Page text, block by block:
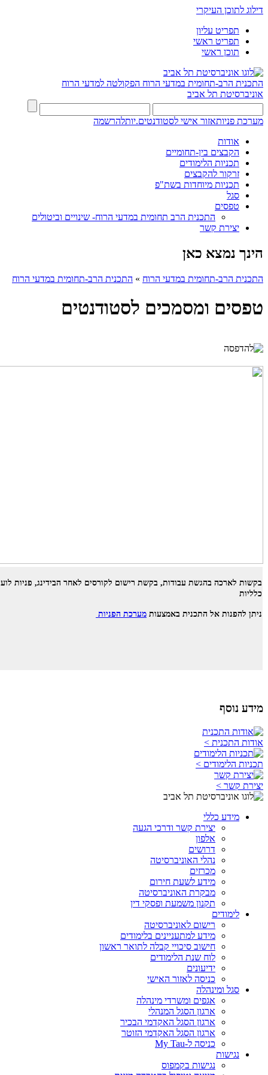
דילוג לתוכן העיקרי
תפריט עליון
תפריט ראשי
תוכן ראשי
התכנית הרב-תחומית במדעי הרוח הפקולטה למדעי הרוח
אוניברסיטת תל אביב
מערכת פניותאזור אישי לסטודנטים.יותלהרשמה
אודות
הקבצים בין-תחומיים
תכניות הלימודים
זרקור להקבצים
תכניות מיוחדות בשת"פ
סגל
טפסים
התכנית הרב תחומית במדעי הרוח- שינויים וביטולים
יצירת קשר
הינך נמצא כאן
התכנית הרב-תחומית במדעי הרוח » התכנית הרב-תחומית במדעי הרוח
טפסים ומסמכים לסטודנטים
בקשות לארכה בהגשת עבודות, בקשת רישום לקורסים לאחר הבידינג, פניות
כלליות
ניתן להפנות אל התכנית באמצעות מערכת הפניות
מידע נוסף
אודות התכנית >
תכניות הלימודים >
יצירת קשר >
מידע כללי
יצירת קשר ודרכי הגעה
אלפון
דרושים
נהלי האוניברסיטה
מכרזים
מידע לשעת חירום
מבקרת האוניברסיטה
תקנון משמעת ופסקי דין
לימודים
רישום לאוניברסיטה
מידע למתעניינים בלימודים
חישוב סיכויי קבלה לתואר ראשון
לוח שנת הלימודים
ידיעונים
כניסה לאזור האישי
סגל ומינהלה
אגפים ומשרדי מינהלה
ארגון הסגל המנהלי
ארגון הסגל האקדמי הבכיר
ארגון הסגל האקדמי הזוטר
כניסה ל-My Tau
נגישות
נגישות בקמפוס